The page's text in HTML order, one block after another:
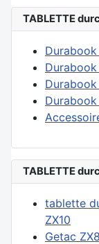
TABLETTE
Durabook
Durabook
Durabook
TABLETTE
tablette
ZX10
Getac